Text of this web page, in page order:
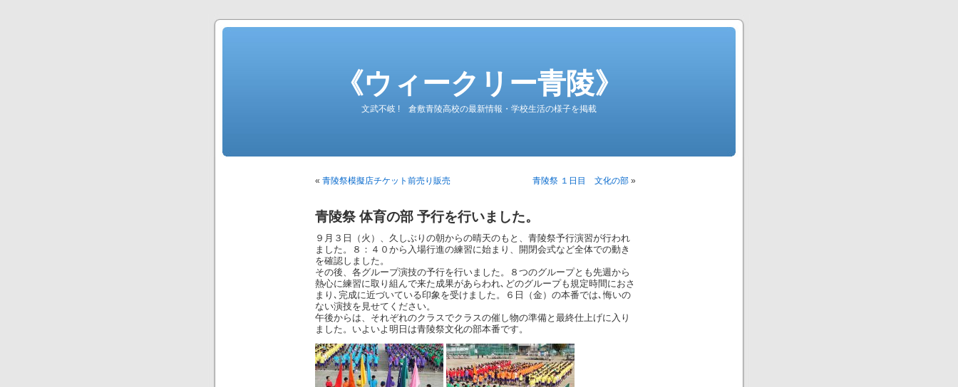
《ウィークリー青陵》
文武不岐 ! 倉敷青陵高校の最新情報・学校生活の様子を掲載
« 青陵祭模擬店チケット前売り販売 青陵祭 １日目 文化の部 »
青陵祭 体育の部 予行を行いました。
９月３日（火）、久しぶりの朝からの晴天のもと、青陵祭予行演習が行われ
ました。８：４０から入場行進の練習に始まり、開閉会式など全体での動き
を確認しました。
その後、各グループ演技の予行を行いました。８つのグループとも先週から
熱心に練習に取り組んで来た成果があらわれ､どのグループも規定時間におさ
まり､完成に近づいている印象を受けました。６日（金）の本番では､悔いの
ない演技を見せてください。
午後からは、それぞれのクラスでクラスの催し物の準備と最終仕上げに入り
ました。いよいよ明日は青陵祭文化の部本番です。